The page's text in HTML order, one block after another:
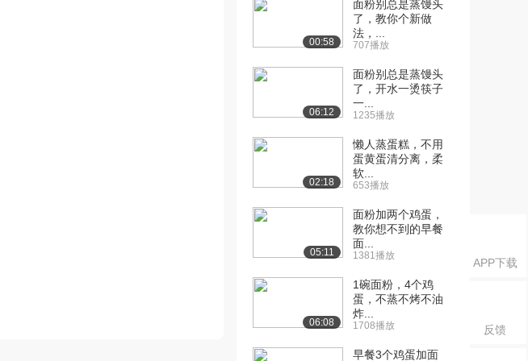
APP下载
反馈
00:58
面粉别总是蒸馒头
了，教你个新做
法，...
707播放
06:12
面粉别总是蒸馒头
了，开水一烫筷子
一...
1235播放
02:18
懒人蒸蛋糕，不用
蛋黄蛋清分离，柔
软...
653播放
05:11
面粉加两个鸡蛋，
教你想不到的早餐
面...
1381播放
06:08
1碗面粉，4个鸡
蛋，不蒸不烤不油
炸...
1708播放
早餐3个鸡蛋加面